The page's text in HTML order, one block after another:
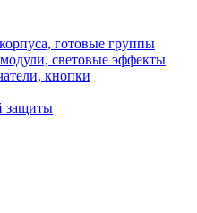
готовые группы
световые эффекты
кнопки
защиты